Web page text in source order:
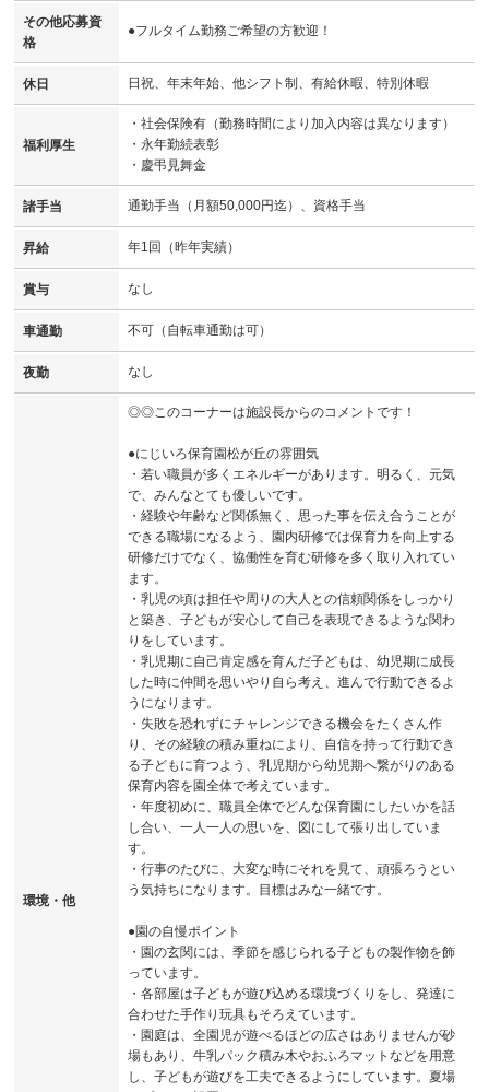
その他応募資
格
●フルタイム勤務ご希望の方歓迎！
休日 日祝、年末年始、他シフト制、有給休暇、特別休暇
福利厚生
・社会保険有（勤務時間により加入内容は異なります）
・永年勤続表彰
・慶弔見舞金
諸手当 通勤手当（月額50,000円迄）、資格手当
昇給 年1回（昨年実績）
賞与 なし
車通勤 不可（自転車通勤は可）
夜勤 なし
環境・他
◎◎このコーナーは施設長からのコメントです！
●にじいろ保育園松が丘の雰囲気
・若い職員が多くエネルギーがあります。明るく、元気
で、みんなとても優しいです。
・経験や年齢など関係無く、思った事を伝え合うことが
できる職場になるよう、園内研修では保育力を向上する
研修だけでなく、協働性を育む研修を多く取り入れてい
ます。
・乳児の頃は担任や周りの大人との信頼関係をしっかり
と築き、子どもが安心して自己を表現できるような関わ
りをしています。
・乳児期に自己肯定感を育んだ子どもは、幼児期に成長
した時に仲間を思いやり自ら考え、進んで行動できるよ
うになります。
・失敗を恐れずにチャレンジできる機会をたくさん作
り、その経験の積み重ねにより、自信を持って行動でき
る子どもに育つよう、乳児期から幼児期へ繋がりのある
保育内容を園全体で考えています。
・年度初めに、職員全体でどんな保育園にしたいかを話
し合い、一人一人の思いを、図にして張り出していま
す。
・行事のたびに、大変な時にそれを見て、頑張ろうとい
う気持ちになります。目標はみな一緒です。
●園の自慢ポイント
・園の玄関には、季節を感じられる子どもの製作物を飾
っています。
・各部屋は子どもが遊び込める環境づくりをし、発達に
合わせた手作り玩具もそろえています。
・園庭は、全園児が遊べるほどの広さはありませんが砂
場もあり、牛乳パック積み木やおふろマットなどを用意
し、子どもが遊びを工夫できるようにしています。夏場